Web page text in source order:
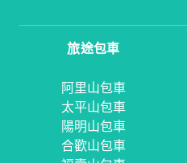
旅途包車
阿里山包車
太平山包車
陽明山包車
合歡山包車